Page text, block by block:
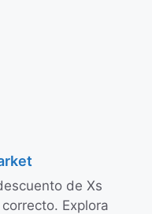
de Xs
Explora